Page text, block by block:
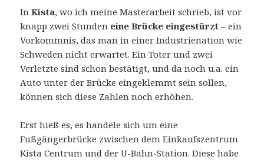
InKista, wo ich meine Masterarbeit schrieb, ist vor
knapp zwei Stunden eine Brücke eingestürzt – ein
Vorkommnis, das man in einer Industrienation wie
Schweden nicht erwartet. Ein Toter und zwei
Verletzte sind schon bestätigt, und da noch u.a. ein
Auto unter der Brücke eingeklemmt sein sollen,
können sich diese Zahlen noch erhöhen.
Erst hieß es, es handele sich um eine
Fußgängerbrücke zwischen dem Einkaufszentrum
Kista Centrum und der U-Bahn-Station. Diese habe